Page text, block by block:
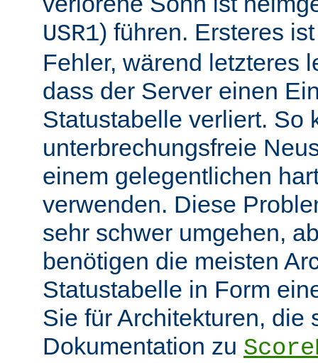
USR1) führen. Ersteres
Fehler, wärend letzteres
dass der Server einen
Statustabelle verliert. So
unterbrechungsfreie
einem gelegentlichen
verwenden. Diese
sehr schwer umgehen,
benötigen die meisten
Statustabelle in Form
Sie für Architekturen, die
Dokumentation zu